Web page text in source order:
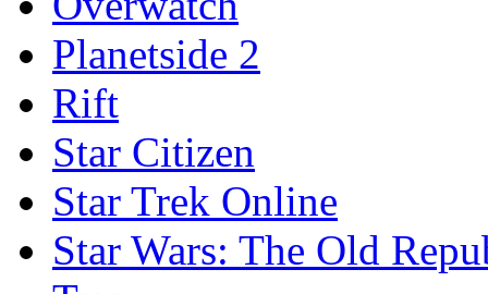
Planetside 2
Rift
Star Citizen
Star Trek Online
Star Wars: The Old